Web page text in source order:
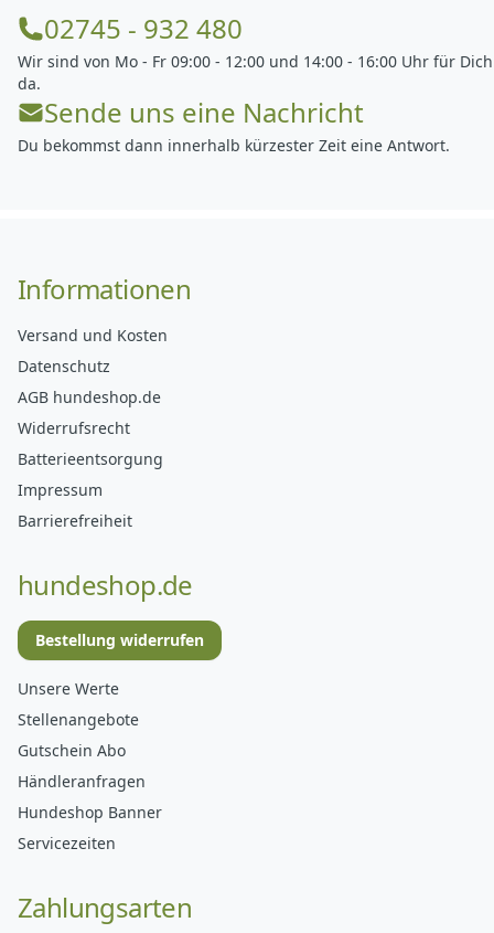
02745 - 932 480
Wir sind von Mo - Fr 09:00 - 12:00 und 14:00 - 16:00 Uhr für Dich
da.
Sende uns eine Nachricht
Du bekommst dann innerhalb kürzester Zeit eine Antwort.
Informationen
Versand und Kosten
Datenschutz
AGB hundeshop.de
Widerrufsrecht
Batterieentsorgung
Impressum
Barrierefreiheit
hundeshop.de
Bestellung widerrufen
Unsere Werte
Stellenangebote
Gutschein Abo
Händleranfragen
Hundeshop Banner
Servicezeiten
Zahlungsarten